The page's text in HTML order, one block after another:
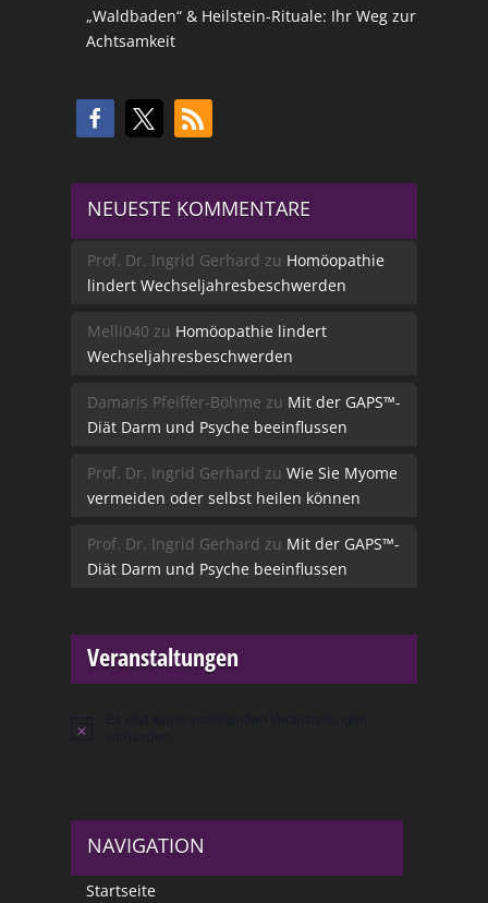
„Waldbaden“ & Heilstein-Rituale: Ihr Weg zur
Achtsamkeit
NEUESTE KOMMENTARE
Prof. Dr. Ingrid Gerhard zu Homöopathie
lindert Wechseljahresbeschwerden
Melli040 zu Homöopathie lindert
Wechseljahresbeschwerden
Damaris Pfeiffer-Böhme zu Mit der GAPS™-
Diät Darm und Psyche beeinflussen
Prof. Dr. Ingrid Gerhard zu Wie Sie Myome
vermeiden oder selbst heilen können
Prof. Dr. Ingrid Gerhard zu Mit der GAPS™-
Diät Darm und Psyche beeinflussen
Veranstaltungen
Hinweis
NAVIGATION
Startseite